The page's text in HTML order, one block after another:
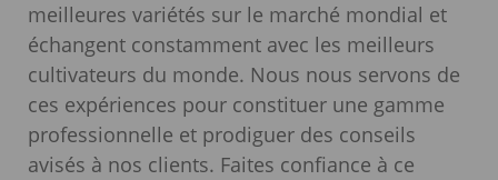
meilleures variétés sur le marché mondial et
échangent constamment avec les meilleurs
cultivateurs du monde. Nous nous servons de
ces expériences pour constituer une gamme
professionnelle et prodiguer des conseils
avisés à nos clients. Faites confiance à ce